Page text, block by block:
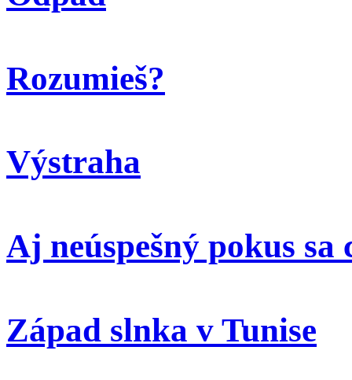
Rozumieš?
Výstraha
Aj neúspešný pokus sa
Západ slnka v Tunise